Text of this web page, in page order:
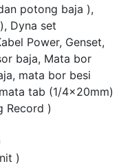
potong baja ),
Dyna set
Power, Genset,
baja, Mata bor
mata bor besi
tab (1/4x20mm)
Record )
)